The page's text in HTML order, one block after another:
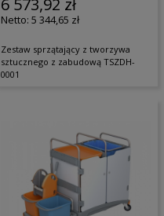
6 573,92 zł
5 344,65 zł
Zestaw sprzątający z tworzywa
sztucznego z zabudową TSZDH-
0001